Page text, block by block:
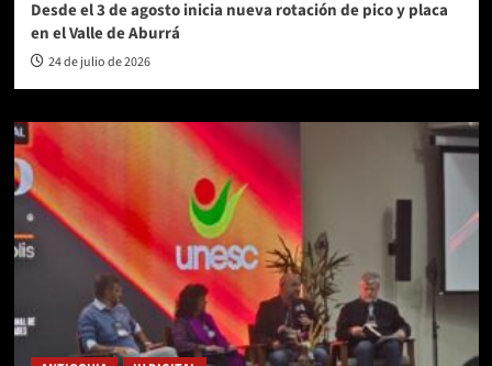
Desde el 3 de agosto inicia nueva rotación de pico y placa
en el Valle de Aburrá
24 de julio de 2026